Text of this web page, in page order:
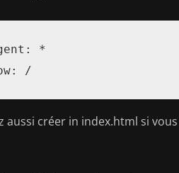
*
/
aussi créer in index.html si